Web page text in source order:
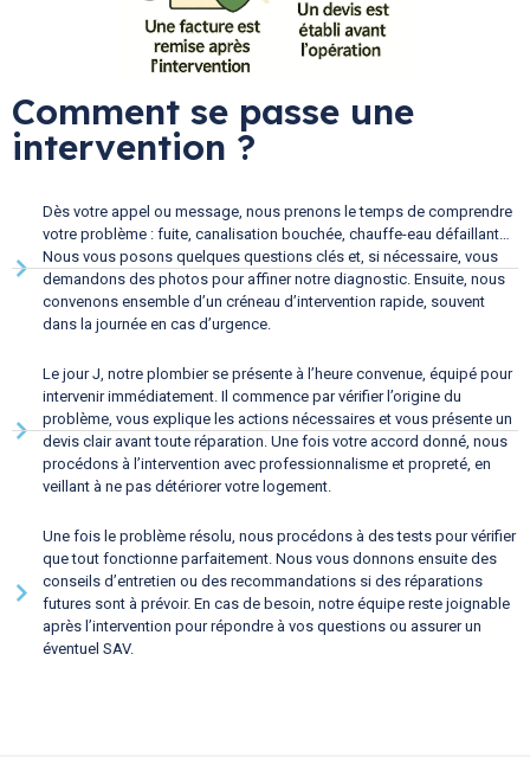
Comment se passe une
intervention ?
Dès votre appel ou message, nous prenons le temps de comprendre
votre problème : fuite, canalisation bouchée, chauffe-eau défaillant…
Nous vous posons quelques questions clés et, si nécessaire, vous
demandons des photos pour affiner notre diagnostic. Ensuite, nous
convenons ensemble d’un créneau d’intervention rapide, souvent
dans la journée en cas d’urgence.
Le jour J, notre plombier se présente à l’heure convenue, équipé pour
intervenir immédiatement. Il commence par vérifier l’origine du
problème, vous explique les actions nécessaires et vous présente un
devis clair avant toute réparation. Une fois votre accord donné, nous
procédons à l’intervention avec professionnalisme et propreté, en
veillant à ne pas détériorer votre logement.
Une fois le problème résolu, nous procédons à des tests pour vérifier
que tout fonctionne parfaitement. Nous vous donnons ensuite des
conseils d’entretien ou des recommandations si des réparations
futures sont à prévoir. En cas de besoin, notre équipe reste joignable
après l’intervention pour répondre à vos questions ou assurer un
éventuel SAV.